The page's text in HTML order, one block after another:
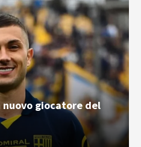
nuovo giocatore del